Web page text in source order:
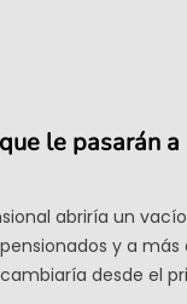
le pasarán
abriría un
y a más
desde el